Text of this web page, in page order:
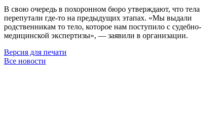
В свою очередь в похоронном бюро утверждают, что тела
перепутали где-то на предыдущих этапах. «Мы выдали
родственникам то тело, которое нам поступило с судебно-
медицинской экспертизы», — заявили в организации.
Версия для печати
Все новости